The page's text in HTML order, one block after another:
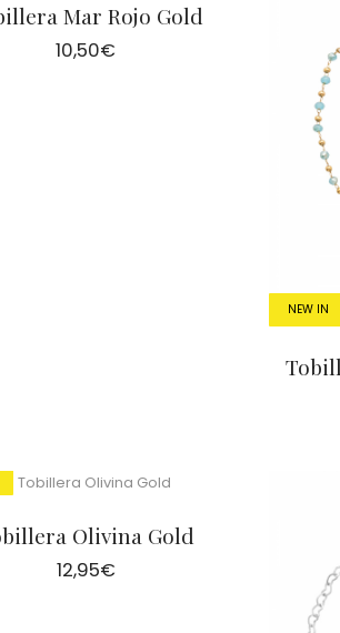
Mar Rojo Gold
10,50€
NEW IN
Olivina Gold
12,95€